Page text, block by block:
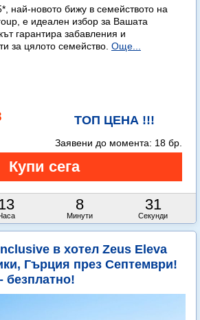
най-новото бижу в семейството на
е идеален избор за Вашата
гарантира забавления и
за цялото семейство. Още...
ТОП ЦЕНА !!!
8
Минути
30
Секунди
Заявени до момента: 18 бр.
в хотел Zeus Eleva
Гърция през Септември!
безплатно!